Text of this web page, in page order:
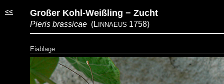
<< Großer Kohl-Weißling − Zucht
Pieris brassicae (L INNAEUS 1758)
Eiablage